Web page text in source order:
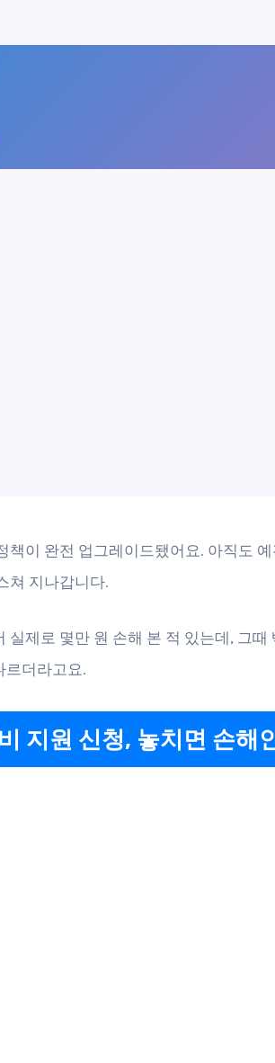
책이 완전 업그레이드됐어요. 아직도
쳐 지나갑니다.
실제로 몇만 원 손해 본 적 있는데, 그때
르더라고요.
지원 신청, 놓치면 손해